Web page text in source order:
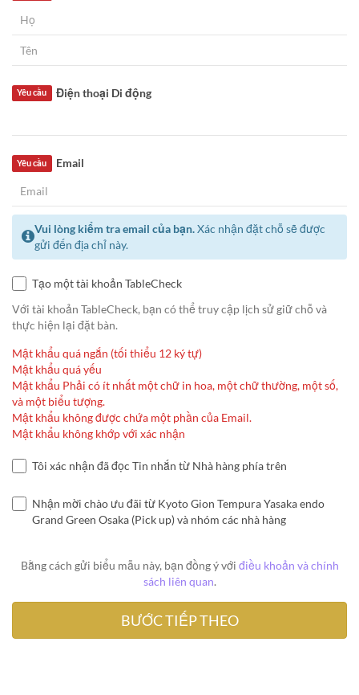
Điện thoại Di động
Yêu cầu
Email
Yêu cầu
Vui lòng kiểm tra email của bạn.Xác nhận đặt chỗ sẽ được
gửi đến địa chỉ này.
Tạo một tài khoản TableCheck
Với tài khoản TableCheck, bạn có thể truy cập lịch sử giữ chỗ và
thực hiện lại đặt bàn.
Mật khẩu quá ngắn (tối thiểu 12 ký tự)
Mật khẩu quá yếu
Mật khẩu Phải có ít nhất một chữ in hoa, một chữ thường, một số,
và một biểu tượng.
Mật khẩu không được chứa một phần của Email.
Mật khẩu không khớp với xác nhận
Tôi xác nhận đã đọc Tin nhắn từ Nhà hàng phía trên
Nhận mời chào ưu đãi từ Kyoto Gion Tempura Yasaka endo
Grand Green Osaka (Pick up) và nhóm các nhà hàng
Bằng cách gửi biểu mẫu này, bạn đồng ý với điều khoản và chính
sách liên quan.